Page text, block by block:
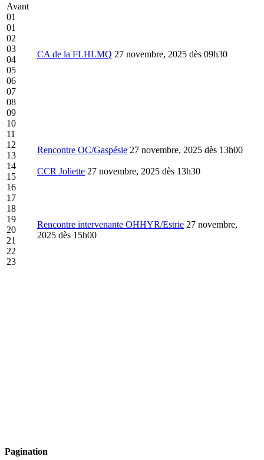
Avant
01
01
02
03
04
05
06
07
08
09
10
11
12
13
14
15
16
17
18
19
20
21
22
23
CA de la FLHLMQ 27 novembre, 2025 dès 09h30
Rencontre OC/Gaspésie 27 novembre, 2025 dès 13h00
CCR Joliette 27 novembre, 2025 dès 13h30
Rencontre intervenante OHHYR/Estrie 27 novembre,
2025 dès 15h00
Pagination